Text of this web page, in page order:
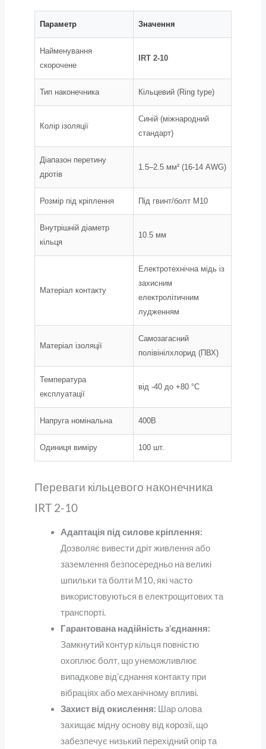
Параметр Значення
Найменування
скорочене
IRT 2-10
Тип наконечника Кільцевий (Ring type)
Колір ізоляції
Синій (міжнародний
стандарт)
Діапазон перетину
дротів
1.5–2.5 мм² (16-14 AWG)
Розмір під кріплення Під гвинт/болт М10
Внутрішній діаметр
кільця
10.5 мм
Матеріал контакту
Електротехнічна мідь із
захисним
електролітичним
лудженням
Матеріал ізоляції
Самозагасний
полівінілхлорид (ПВХ)
Температура
експлуатації
від -40 до +80 °С
Напруга номінальна 400В
Одиниця виміру 100 шт.
Переваги кільцевого наконечника
IRT 2-10
Адаптація під силове кріплення:
Дозволяє вивести дріт живлення або
заземлення безпосередньо на великі
шпильки та болти М10, які часто
використовуються в електрощитових та
транспорті.
Гарантована надійність з’єднання:
Замкнутий контур кільця повністю
охоплює болт, що унеможливлює
випадкове від’єднання контакту при
вібраціях або механічному впливі.
Захист від окислення: Шар олова
захищає мідну основу від корозії, що
забезпечує низький перехідний опір та